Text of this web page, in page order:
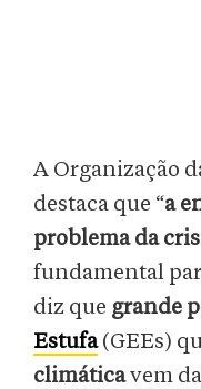
A Organização
destaca que “a
problema da
fundamental
diz que grande
Estufa (GEEs)
climáticavem da